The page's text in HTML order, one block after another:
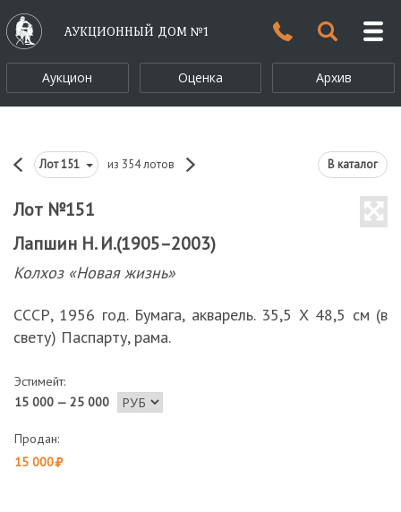
АУКЦИОННЫЙ ДОМ №1
Аукцион Оценка Архив
Лот151 из 354 лотов В каталог
Лот №151
Лапшин Н. И.(1905–2003)
Колхоз «Новая жизнь»
СССР, 1956 год. Бумага, акварель. 35,5 Х 48,5 см (в
свету) Паспарту, рама.
Эстимейт:
15 000 — 25 000
Продан:
15 000